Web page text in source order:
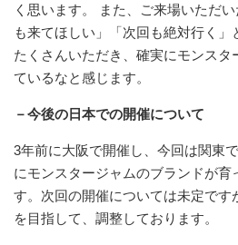
く思います。 また、ご来場いただ
も来てほしい」「次回も絶対行く
たくさんいただき、確実にモンスタ
ているなと感じます。
－今後の日本での開催について
3年前に大阪で開催し、今回は関東
にモンスタージャムのブランドが育
す。次回の開催については未定です
を目指して、調整しております。